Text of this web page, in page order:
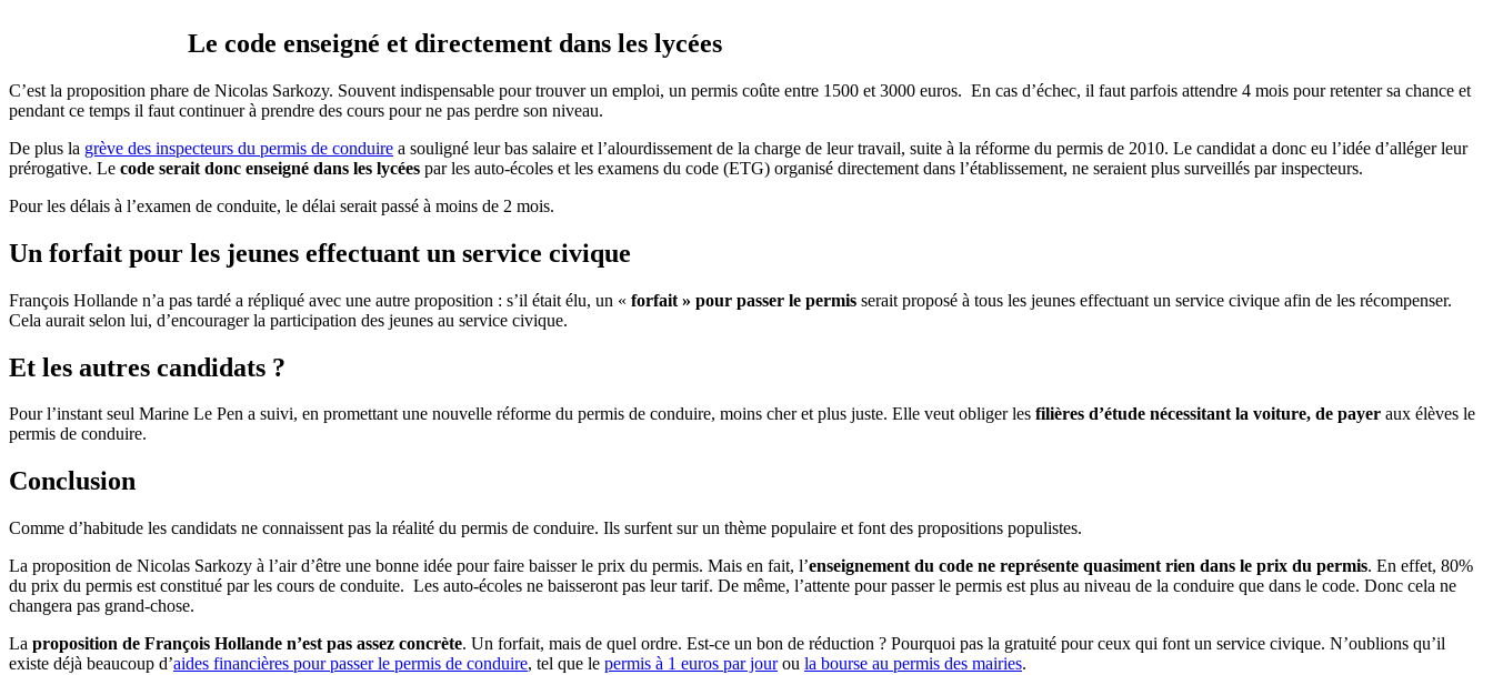
Le code enseigné et directement dans les lycées
C’est la proposition phare de Nicolas Sarkozy. Souvent indispensable pour trouver un emploi, un permis coûte entre 1500 et 3000 euros. En cas d’échec, il faut parfois attendre 4 mois pour retenter sa chance et
pendant ce temps il faut continuer à prendre des cours pour ne pas perdre son niveau.
De plus la grève des inspecteurs du permis de conduire a souligné leur bas salaire et l’alourdissement de la charge de leur travail, suite à la réforme du permis de 2010. Le candidat a donc eu l’idée d’alléger leur
prérogative. Le code serait donc enseigné dans les lycées par les auto-écoles et les examens du code (ETG) organisé directement dans l’établissement, ne seraient plus surveillés par inspecteurs.
Pour les délais à l’examen de conduite, le délai serait passé à moins de 2 mois.
Un forfait pour les jeunes effectuant un service civique
François Hollande n’a pas tardé a répliqué avec une autre proposition : s’il était élu, un « forfait » pour passer le permis serait proposé à tous les jeunes effectuant un service civique afin de les récompenser.
Cela aurait selon lui, d’encourager la participation des jeunes au service civique.
Et les autres candidats ?
Pour l’instant seul Marine Le Pen a suivi, en promettant une nouvelle réforme du permis de conduire, moins cher et plus juste. Elle veut obliger les filières d’étude nécessitant la voiture, de payer aux élèves le
permis de conduire.
Conclusion
Comme d’habitude les candidats ne connaissent pas la réalité du permis de conduire. Ils surfent sur un thème populaire et font des propositions populistes.
La proposition de Nicolas Sarkozy à l’air d’être une bonne idée pour faire baisser le prix du permis. Mais en fait, l’enseignement du code ne représente quasiment rien dans le prix du permis. En effet, 80%
du prix du permis est constitué par les cours de conduite. Les auto-écoles ne baisseront pas leur tarif. De même, l’attente pour passer le permis est plus au niveau de la conduire que dans le code. Donc cela ne
changera pas grand-chose.
La proposition de François Hollande n’est pas assez concrète. Un forfait, mais de quel ordre. Est-ce un bon de réduction ? Pourquoi pas la gratuité pour ceux qui font un service civique. N’oublions qu’il
existe déjà beaucoup d’aides financières pour passer le permis de conduire, tel que le permis à 1 euros par jourou la bourse au permis des mairies.